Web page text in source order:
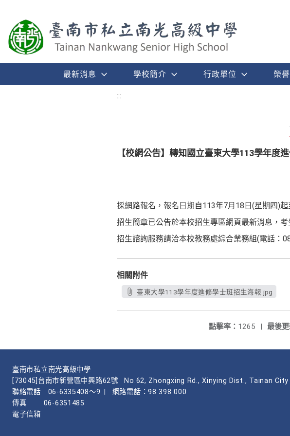
最新消息 學校簡介 行政單位 榮
:::
【校網公告】轉知國立臺東大學113學年度
採網路報名，報名日期自113年7月18日(星期四)
招生簡章已公告於本校招生專區網頁最新消息，
招生諮詢服務請洽本校教務處綜合業務組(電話：
相關附件
臺東大學113學年度進修學士班招生海報.jpg
最後更
點擊率： 1265 |
臺南市私立南光高級中學
[73045]台南市新營區中興路62號
No.62, Zhongxing Rd., Xinying Dist., Tainan City
聯絡電話
06-6335408～9
網路電話：98 398 000
傳真
06-6351485
電子信箱